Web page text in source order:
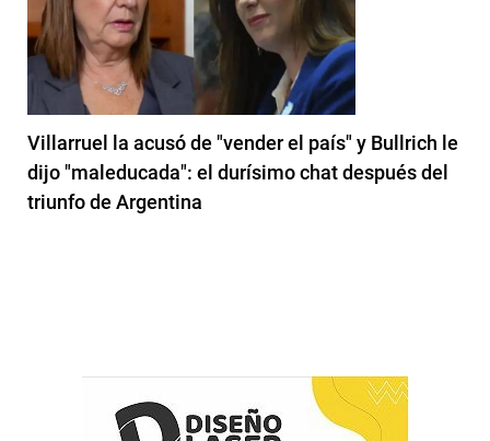
Villarruel la acusó de "vender el país" y Bullrich le
dijo "maleducada": el durísimo chat después del
triunfo de Argentina